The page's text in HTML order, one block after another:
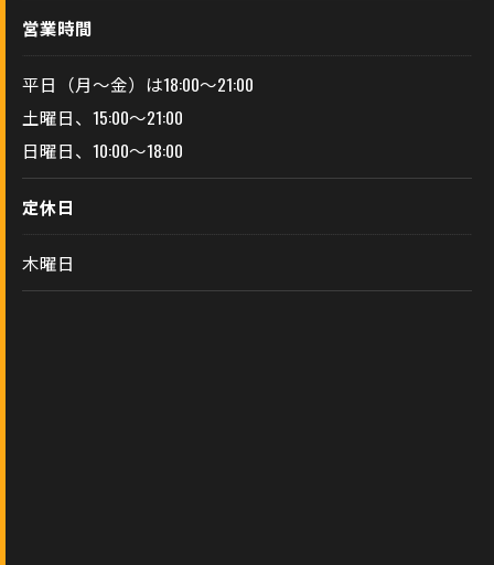
営業時間
平日（月～金）は18:00～21:00
土曜日、15:00～21:00
日曜日、10:00～18:00
定休日
木曜日